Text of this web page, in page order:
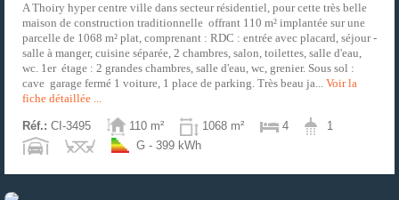
A Thoiry hyper centre ville dans secteur résidentiel, pour cette très belle
maison de construction traditionnelle offrant 110 m² implantée sur une
parcelle de 1068 m² plat, comprenant : RDC : entrée avec placard, séjour -
salle à manger, cuisine séparée, 2 chambres, salon, toilettes, salle d'eau,
wc. 1er étage : 2 grandes chambres, salle d'eau, wc, grenier. Sous sol :
cave garage fermé 1 voiture, 1 place de parking. Très beau ja... Voir la
fiche détaillée ...
Réf.: CI-3495 110 m² 1068 m² 4
1
G - 399 kWh